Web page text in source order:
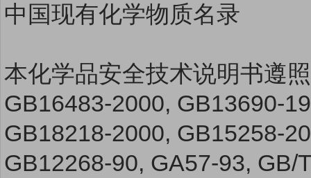
中国现有化学物质名录
本化学品安全技术说明书遵
GB16483-2000, GB13690-
GB18218-2000, GB15258-
GB12268-90, GA57-93, GB/